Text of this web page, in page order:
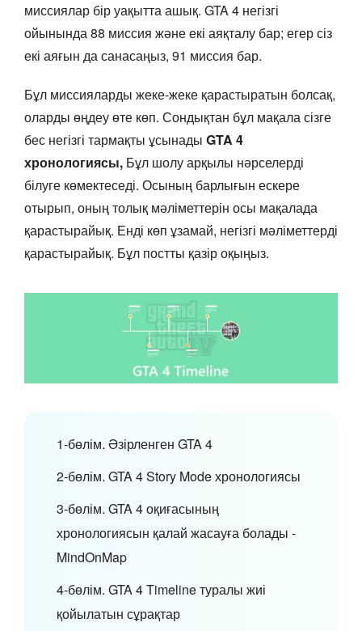
миссиялар бір уақытта ашық. GTA 4 негізгі
ойынында 88 миссия және екі аяқталу бар; егер сіз
екі аяғын да санасаңыз, 91 миссия бар.
Бұл миссияларды жеке-жеке қарастыратын болсақ,
оларды өңдеу өте көп. Сондықтан бұл мақала сізге
бес негізгі тармақты ұсынады GTA 4
хронологиясы, Бұл шолу арқылы нәрселерді
білуге көмектеседі. Осының барлығын ескере
отырып, оның толық мәліметтерін осы мақалада
қарастырайық. Енді көп ұзамай, негізгі мәліметтерді
қарастырайық. Бұл постты қазір оқыңыз.
1-бөлім. Әзірленген GTA 4
2-бөлім. GTA 4 Story Mode хронологиясы
3-бөлім. GTA 4 оқиғасының
хронологиясын қалай жасауға болады -
MindOnMap
4-бөлім. GTA 4 Timeline туралы жиі
қойылатын сұрақтар